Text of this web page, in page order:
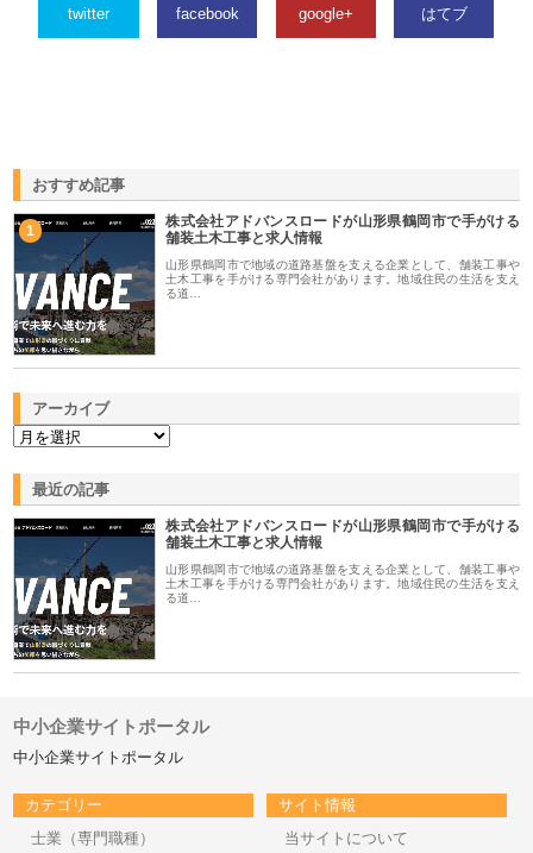
twitter facebook google+ はてブ
おすすめ記事
1
株式会社アドバンスロードが山形県鶴岡市で手がける
舗装土木工事と求人情報
山形県鶴岡市で地域の道路基盤を支える企業として、舗装工事や
土木工事を手がける専門会社があります。地域住民の生活を支え
る道…
アーカイブ
最近の記事
株式会社アドバンスロードが山形県鶴岡市で手がける
舗装土木工事と求人情報
山形県鶴岡市で地域の道路基盤を支える企業として、舗装工事や
土木工事を手がける専門会社があります。地域住民の生活を支え
る道…
中小企業サイトポータル
中小企業サイトポータル
カテゴリー
士業（専門職種）
サイト情報
当サイトについて